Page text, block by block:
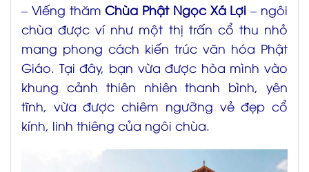
– Viếng thămChùa Phật Ngọc Xá Lợi – ngôi
chùa được ví như một thị trấn cổ thu nhỏ
mang phong cách kiến trúc văn hóa Phật
Giáo. Tại đây, bạn vừa được hòa mình vào
khung cảnh thiên nhiên thanh bình, yên
tĩnh, vừa được chiêm ngưỡng vẻ đẹp cổ
kính, linh thiêng của ngôi chùa.